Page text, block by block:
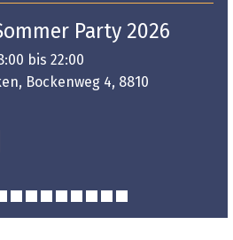
Party 2026
bis 22:00
Bockenweg 4, 8810